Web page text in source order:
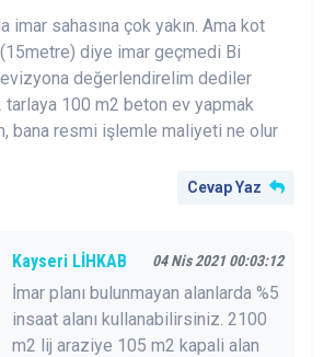
imar sahasına çok yakın. Ama kot
diye imar geçmedi Bi
değerlendirelim dediler
tarlaya 100 m2 beton ev yapmak
bana resmi işlemle maliyeti ne olur
Cevap Yaz
Kayseri LİHKAB 04 Nis 2021 00:03:12
İmar planı bulunmayan alanlarda %5
insaat alanı kullanabilirsiniz. 2100
m2 lij araziye 105 m2 kapali alan